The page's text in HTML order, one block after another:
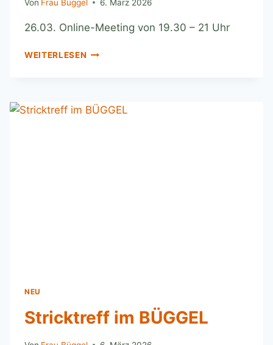
Von Frau Büggel 6. März 2026
26.03. Online-Meeting von 19.30 – 21 Uhr
WEITERLESEN
NEU
Stricktreff im BÜGGEL